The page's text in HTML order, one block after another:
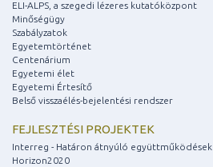
ELI-ALPS, a szegedi lézeres kutatóközpont
Minőségügy
Szabályzatok
Egyetemtörténet
Centenárium
Egyetemi élet
Egyetemi Értesítő
Belső visszaélés-bejelentési rendszer
FEJLESZTÉSI PROJEKTEK
Interreg - Határon átnyúló együttműködések
Horizon2020